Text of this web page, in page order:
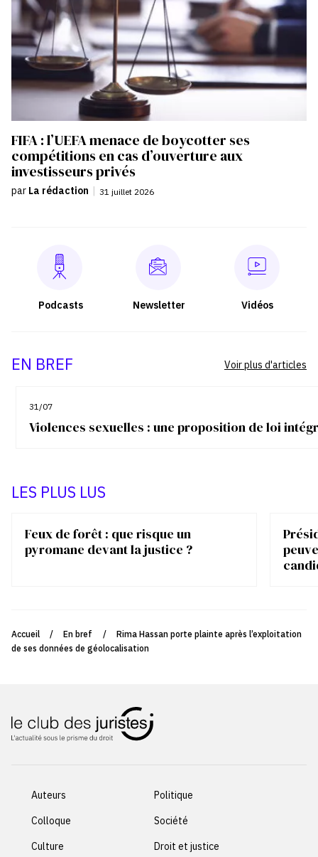
FIFA : l’UEFA menace de boycotter ses
compétitions en cas d’ouverture aux
investisseurs privés
par La rédaction | 31 juillet 2026
Podcasts Newsletter Vidéos
EN BREF
31/07
Violences sexuelles : une proposition de loi
Voir plus d'articles
LES PLUS LUS
Feux de forêt : que risque un
pyromane devant la justice ?
Accueil / En bref /
Rima Hassan porte plainte après l’exploitation
de ses données de géolocalisation
Auteurs
Colloque
Culture
Politique
Société
Droit et justice